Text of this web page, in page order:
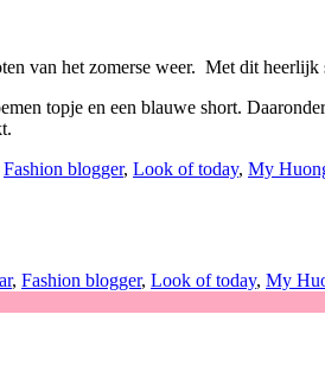
van het zomerse weer. Met dit
topje en een blauwe short.
Fashion blogger, Look of today, My
, Fashion blogger, Look of today, My